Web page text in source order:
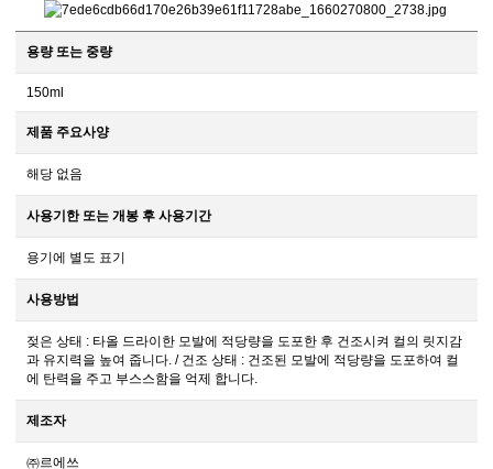
용량 또는 중량
150ml
제품 주요사양
해당 없음
사용기한 또는 개봉 후 사용기간
용기에 별도 표기
사용방법
젖은 상태 : 타올 드라이한 모발에 적당량을 도포한 후 건조시켜 컬의 릿지감
과 유지력을 높여 줍니다. / 건조 상태 : 건조된 모발에 적당량을 도포하여 컬
에 탄력을 주고 부스스함을 억제 합니다.
제조자
㈜르에쓰